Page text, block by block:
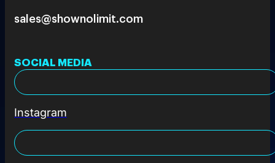
sales@shownolimit.com
SOCIAL MEDIA
Instagram